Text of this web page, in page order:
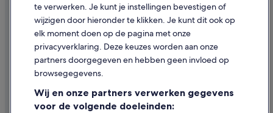
Inhoudsrichtlijnen en inhoud rapporteren
Hulp
Contact
Restitutieproces en tijdsbestek
te verwerken. Je kunt je instellingen bevestigen of
wijzigen door hieronder te klikken. Je kunt dit ook op
elk moment doen op de pagina met onze
privacyverklaring. Deze keuzes worden aan onze
partners doorgegeven en hebben geen invloed op
browsegegevens.
Wij en onze partners verwerken gegevens
voor de volgende doeleinden: